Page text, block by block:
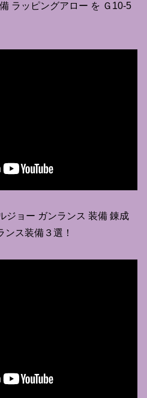
ラッピングアロー を Ｇ10-5
ジョー ガンランス 装備 錬成
ス装備３選！